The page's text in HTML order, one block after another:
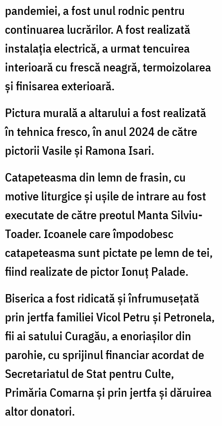
pandemiei, a fost unul rodnic pentru
continuarea lucrărilor. A fost realizată
instalația electrică, a urmat tencuirea
interioară cu frescă neagră, termoizolarea
și finisarea exterioară.
Pictura murală a altarului a fost realizată
în tehnica fresco, în anul 2024 de către
pictorii Vasile și Ramona Isari.
Catapeteasma din lemn de frasin, cu
motive liturgice și ușile de intrare au fost
executate de către preotul Manta Silviu-
Toader. Icoanele care împodobesc
catapeteasma sunt pictate pe lemn de tei,
fiind realizate de pictor Ionuț Palade.
Biserica a fost ridicată și înfrumusețată
prin jertfa familiei Vicol Petru și Petronela,
fii ai satului Curagău, a enoriașilor din
parohie, cu sprijinul financiar acordat de
Secretariatul de Stat pentru Culte,
Primăria Comarna și prin jertfa şi dăruirea
altor donatori.